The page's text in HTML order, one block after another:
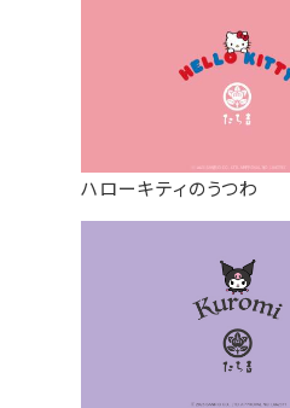
ハローキティのうつわ